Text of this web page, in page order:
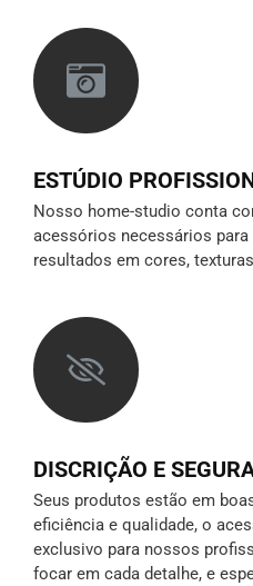
ESTÚDIO
Nosso home-studio conta
acessórios necessários
resultados em cores,
DISCRIÇÃO E
Seus produtos estão em
eficiência e qualidade, o
exclusivo para nossos
focar em cada detalhe, e